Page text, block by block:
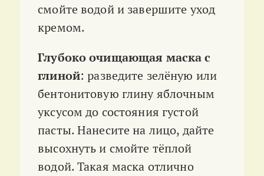
смойте водой и завершите уход
кремом.
Глубоко очищающая маска с
глиной: разведите зелёную или
бентонитовую глину яблочным
уксусом до состояния густой
пасты. Нанесите на лицо, дайте
высохнуть и смойте тёплой
водой. Такая маска отлично